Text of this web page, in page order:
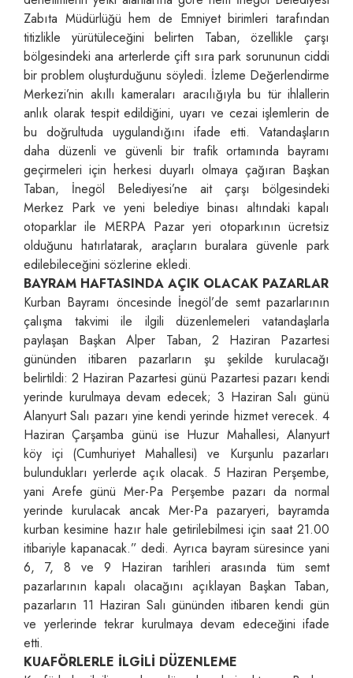
Zabıta Müdürlüğü hem de Emniyet birimleri tarafından
titizlikle yürütüleceğini belirten Taban, özellikle çarşı
bölgesindeki ana arterlerde çift sıra park sorununun ciddi
bir problem oluşturduğunu söyledi. İzleme Değerlendirme
Merkezi’nin akıllı kameraları aracılığıyla bu tür ihlallerin
anlık olarak tespit edildiğini, uyarı ve cezai işlemlerin de
bu doğrultuda uygulandığını ifade etti. Vatandaşların
daha düzenli ve güvenli bir trafik ortamında bayramı
geçirmeleri için herkesi duyarlı olmaya çağıran Başkan
Taban, İnegöl Belediyesi’ne ait çarşı bölgesindeki
Merkez Park ve yeni belediye binası altındaki kapalı
otoparklar ile MERPA Pazar yeri otoparkının ücretsiz
olduğunu hatırlatarak, araçların buralara güvenle park
edilebileceğini sözlerine ekledi.
BAYRAM HAFTASINDA AÇIK OLACAK PAZARLAR
Kurban Bayramı öncesinde İnegöl’de semt pazarlarının
çalışma takvimi ile ilgili düzenlemeleri vatandaşlarla
paylaşan Başkan Alper Taban, 2 Haziran Pazartesi
gününden itibaren pazarların şu şekilde kurulacağı
belirtildi: 2 Haziran Pazartesi günü Pazartesi pazarı kendi
yerinde kurulmaya devam edecek; 3 Haziran Salı günü
Alanyurt Salı pazarı yine kendi yerinde hizmet verecek. 4
Haziran Çarşamba günü ise Huzur Mahallesi, Alanyurt
köy içi (Cumhuriyet Mahallesi) ve Kurşunlu pazarları
bulundukları yerlerde açık olacak. 5 Haziran Perşembe,
yani Arefe günü Mer-Pa Perşembe pazarı da normal
yerinde kurulacak ancak Mer-Pa pazaryeri, bayramda
kurban kesimine hazır hale getirilebilmesi için saat 21.00
itibariyle kapanacak.” dedi. Ayrıca bayram süresince yani
6, 7, 8 ve 9 Haziran tarihleri arasında tüm semt
pazarlarının kapalı olacağını açıklayan Başkan Taban,
pazarların 11 Haziran Salı gününden itibaren kendi gün
ve yerlerinde tekrar kurulmaya devam edeceğini ifade
etti.
KUAFÖRLERLE İLGİLİ DÜZENLEME